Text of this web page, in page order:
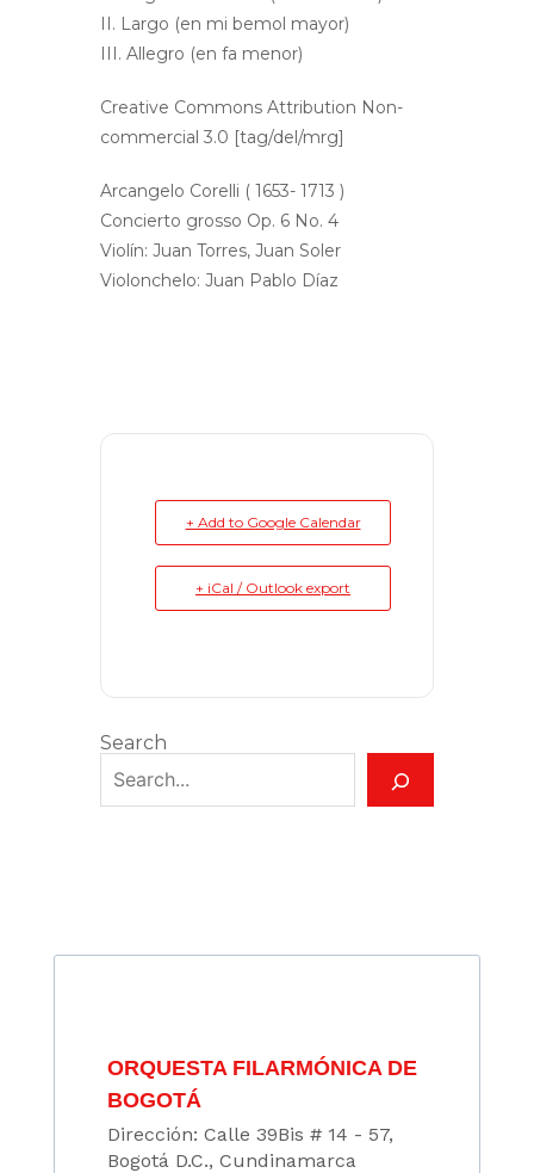
II. Largo (en mi bemol mayor)
III. Allegro (en fa menor)
Creative Commons Attribution Non-
commercial 3.0 [tag/del/mrg]
Arcangelo Corelli ( 1653- 1713 )
Concierto grosso Op. 6 No. 4
Violín: Juan Torres, Juan Soler
Violonchelo: Juan Pablo Díaz
+ Add to Google Calendar
+ iCal / Outlook export
Search
ORQUESTA FILARMÓNICA DE
BOGOTÁ
Dirección: Calle 39Bis # 14 - 57,
Bogotá D.C., Cundinamarca